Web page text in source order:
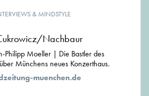
& MINDSTYLE
Nachbaur
Philipp Moeller | Die Bastler des
Münchens neues Konzerthaus.
muenchen.de